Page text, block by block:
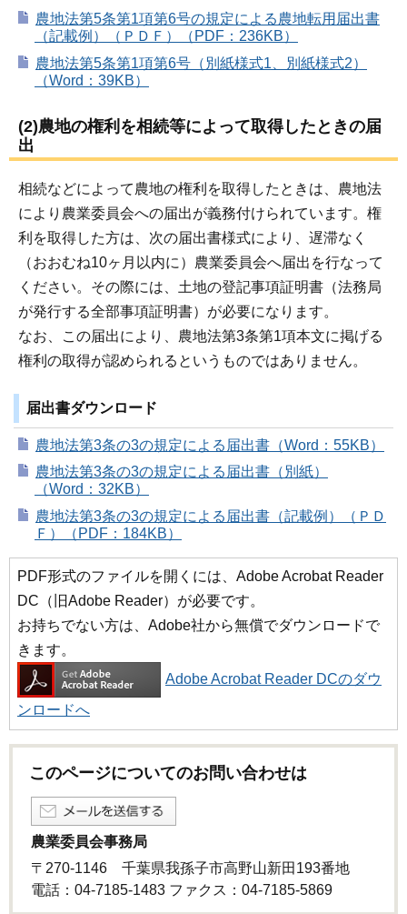
農地法第5条第1項第6号の規定による農地転用届出書
（記載例）（ＰＤＦ）（PDF：236KB）
農地法第5条第1項第6号（別紙様式1、別紙様式2）
（Word：39KB）
(2)農地の権利を相続等によって取得したときの届
出
相続などによって農地の権利を取得したときは、農地法
により農業委員会への届出が義務付けられています。権
利を取得した方は、次の届出書様式により、遅滞なく
（おおむね10ヶ月以内に）農業委員会へ届出を行なって
ください。その際には、土地の登記事項証明書（法務局
が発行する全部事項証明書）が必要になります。
なお、この届出により、農地法第3条第1項本文に掲げる
権利の取得が認められるというものではありません。
届出書ダウンロード
農地法第3条の3の規定による届出書（Word：55KB）
農地法第3条の3の規定による届出書（別紙）
（Word：32KB）
農地法第3条の3の規定による届出書（記載例）（ＰＤ
Ｆ）（PDF：184KB）
PDF形式のファイルを開くには、Adobe Acrobat Reader
DC（旧Adobe Reader）が必要です。
お持ちでない方は、Adobe社から無償でダウンロードで
きます。
Adobe Acrobat Reader DCのダウ
ンロードへ
このページについてのお問い合わせは
農業委員会事務局
〒270-1146 千葉県我孫子市高野山新田193番地
電話：04-7185-1483 ファクス：04-7185-5869